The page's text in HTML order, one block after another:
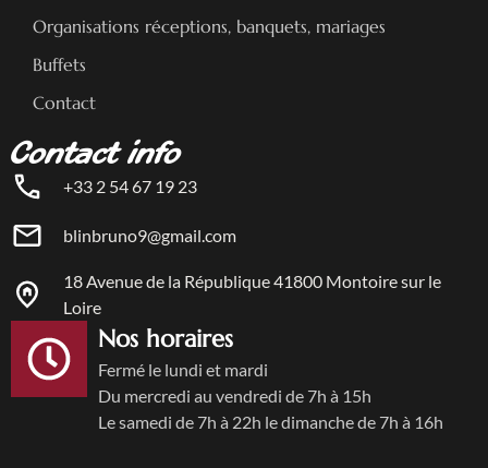
Organisations réceptions, banquets, mariages
Buffets
Contact
Contact info
+33 2 54 67 19 23
blinbruno9@gmail.com
18 Avenue de la République 41800 Montoire sur le
Loire
Nos horaires
Fermé le lundi et mardi
Du mercredi au vendredi de 7h à 15h
Le samedi de 7h à 22h le dimanche de 7h à 16h